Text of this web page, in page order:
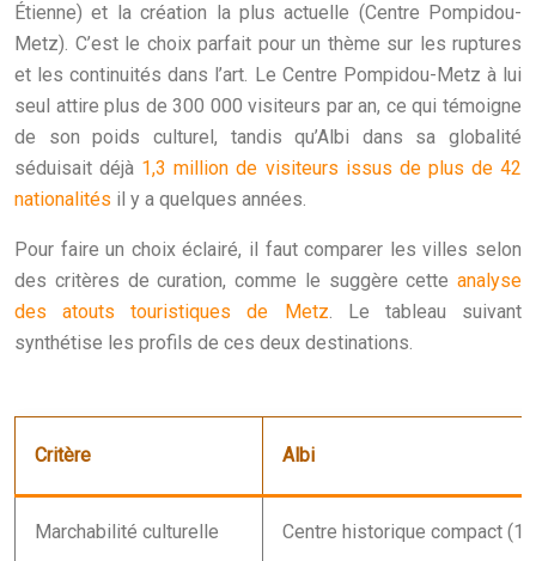
Étienne) et la création la plus actuelle (Centre Pompidou-
Metz). C’est le choix parfait pour un thème sur les ruptures
et les continuités dans l’art. Le Centre Pompidou-Metz à lui
seul attire plus de 300 000 visiteurs par an, ce qui témoigne
de son poids culturel, tandis qu’Albi dans sa globalité
séduisait déjà 1,3 million de visiteurs issus de plus de 42
nationalités il y a quelques années.
Pour faire un choix éclairé, il faut comparer les villes selon
des critères de curation, comme le suggère cette analyse
des atouts touristiques de Metz. Le tableau suivant
synthétise les profils de ces deux destinations.
Critère Albi
Marchabilité culturelle Centre historique compact